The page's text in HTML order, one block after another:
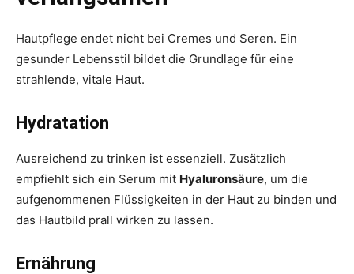
Hautpflege endet nicht bei Cremes und Seren. Ein
gesunder Lebensstil bildet die Grundlage für eine
strahlende, vitale Haut.
Hydratation
Ausreichend zu trinken ist essenziell. Zusätzlich
empfiehlt sich ein Serum mit Hyaluronsäure, um die
aufgenommenen Flüssigkeiten in der Haut zu binden und
das Hautbild prall wirken zu lassen.
Ernährung